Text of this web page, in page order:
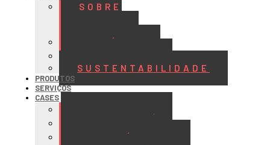
SOBRE
HISTÓRIA
SUSTENTABILIDADE
PRODUTOS
SERVIÇOS
CASES
FRIGORÍFICOS